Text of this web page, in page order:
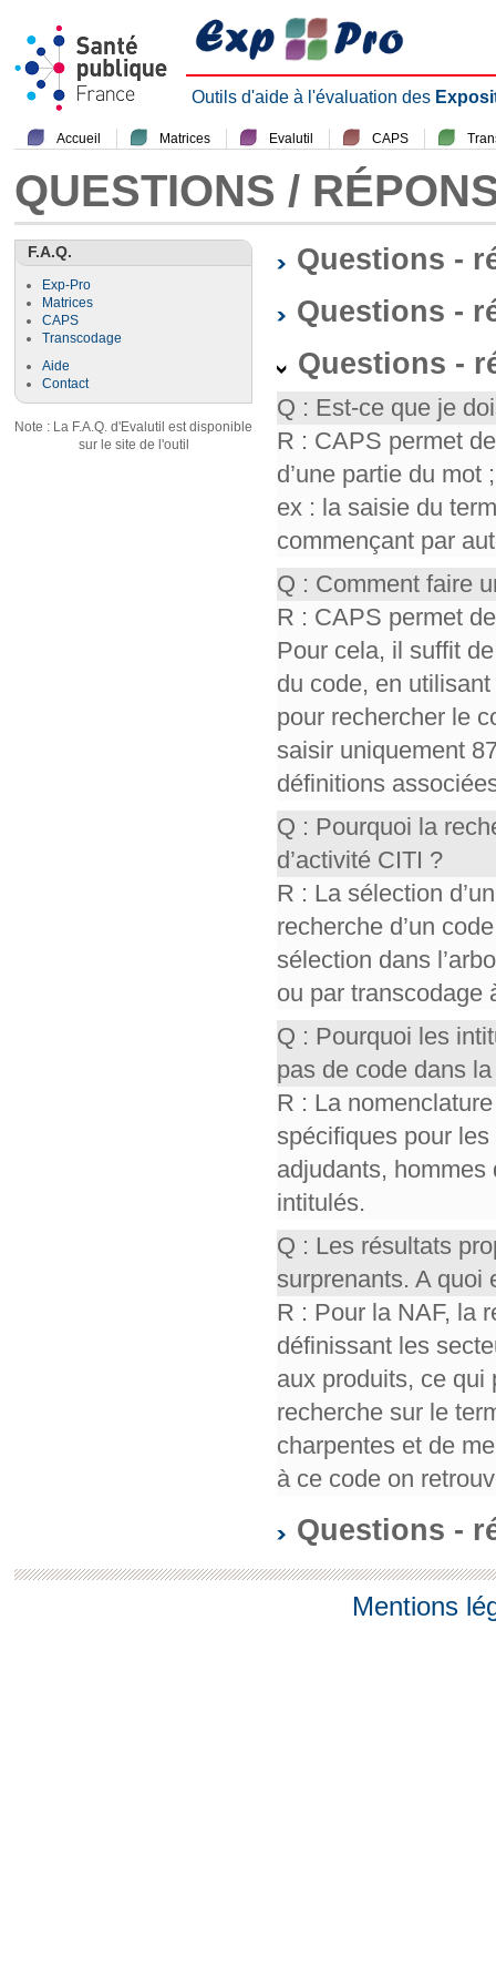
Outils d'aide à l'évaluation des
Accueil Matrices Evalutil CAPS
QUESTIONS /
F.A.Q.
Exp-Pro
Matrices
CAPS
Transcodage
Aide
Contact
Note : La F.A.Q. d'Evalutil est disponible
sur le site de l'outil
Questions -
Questions -
Questions -
Q : Est-ce que je
R : CAPS permet
d’une partie du
ex : la saisie du
commençant par
Q : Comment faire
R : CAPS permet
Pour cela, il suffit
du code, en
pour rechercher le
saisir uniquement
définitions
Q : Pourquoi la
d’activité CITI ?
R : La sélection
recherche d’un
sélection dans
ou par transcodage
Q : Pourquoi les
pas de code dans
R : La
spécifiques pour
adjudants,
intitulés.
Q : Les résultats
surprenants. A quoi
R : Pour la NAF, la
définissant les
aux produits, ce qui
recherche sur le
charpentes et de
à ce code on
Questions -
Mentions